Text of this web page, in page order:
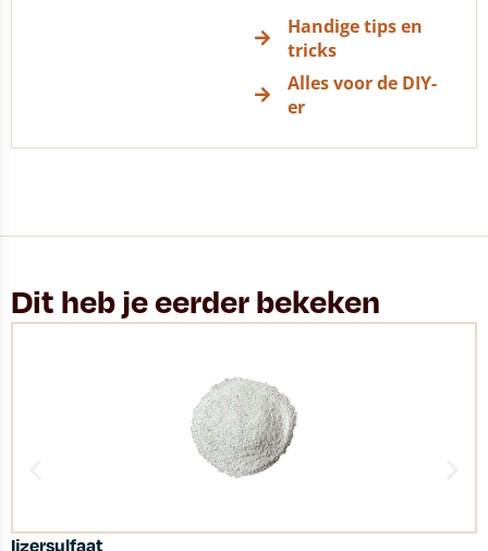
Handige tips en
tricks
Alles voor de DIY-
er
Dit heb je eerder bekeken
Ijzersulfaat